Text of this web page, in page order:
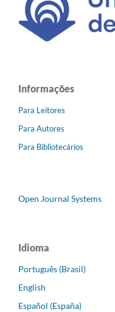
Informações
Para Leitores
Para Autores
Para Bibliotecários
Open Journal Systems
Idioma
Português (Brasil)
English
Español (España)